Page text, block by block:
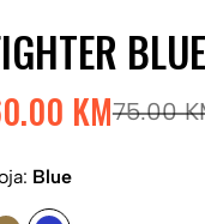
KM75.00
Blue